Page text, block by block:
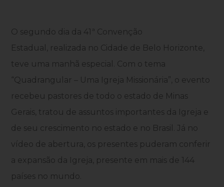
O segundo dia da 41ª Convenção
Estadual, realizada no Cidade de Belo Horizonte,
teve uma manhã especial. Com o tema
“Quadrangular – Uma Igreja Missionária”, o evento
recebeu pastores de todo o estado de Minas
Gerais, tratou de assuntos importantes da Igreja e
de seu crescimento no estado e no Brasil. Já no
vídeo de abertura, os presentes puderam conferir
a expansão da Igreja, presente em mais de 144
países no mundo.